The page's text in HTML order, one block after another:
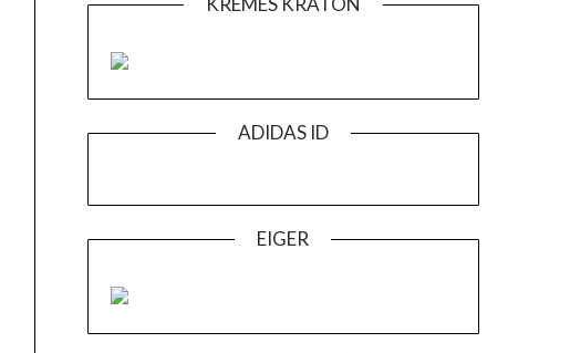
ADIDAS ID
EIGER